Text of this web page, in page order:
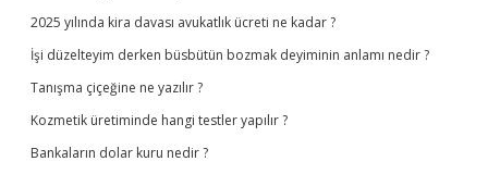
2025 yılında kira davası avukatlık ücreti ne kadar ?
İşi düzelteyim derken büsbütün bozmak deyiminin anlamı nedir ?
Tanışma çiçeğine ne yazılır ?
Kozmetik üretiminde hangi testler yapılır ?
Bankaların dolar kuru nedir ?